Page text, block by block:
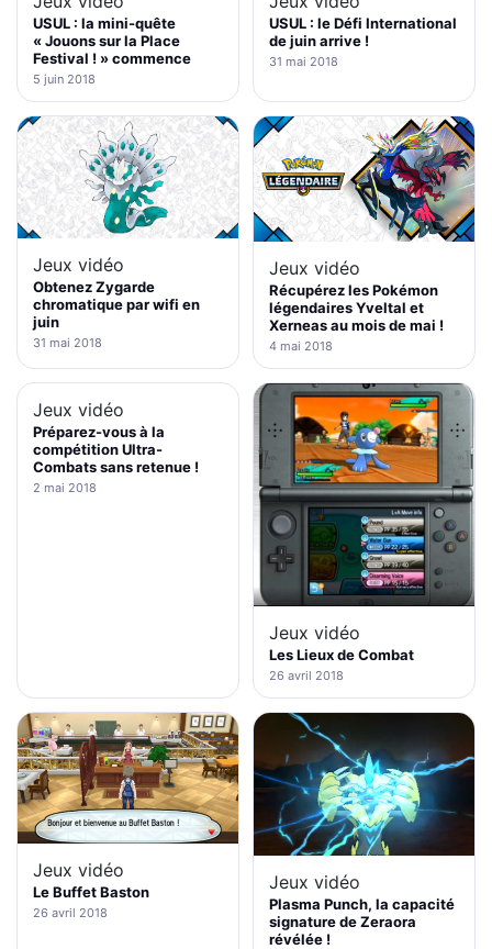
USUL : la mini-quête
« Jouons sur la Place
Festival ! » commence
5 juin 2018
USUL : le Défi International
de juin arrive !
31 mai 2018
Jeux vidéo
Obtenez Zygarde
chromatique par wifi en
juin
31 mai 2018
Jeux vidéo
Récupérez les Pokémon
légendaires Yveltal et
Xerneas au mois de mai !
4 mai 2018
Jeux vidéo
Préparez-vous à la
compétition Ultra-
Combats sans retenue !
2 mai 2018
Jeux vidéo
Les Lieux de Combat
26 avril 2018
Jeux vidéo
Le Buffet Baston
26 avril 2018
Jeux vidéo
Plasma Punch, la capacité
signature de Zeraora
révélée !